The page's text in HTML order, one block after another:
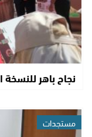
نجاح باهر للنسخة
مستجدات